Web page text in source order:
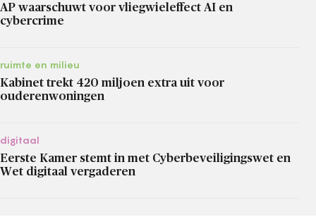
AP waarschuwt voor vliegwieleffect AI en
cybercrime
ruimte en milieu
Kabinet trekt 420 miljoen extra uit voor
ouderenwoningen
digitaal
Eerste Kamer stemt in met Cyberbeveiligingswet en
Wet digitaal vergaderen